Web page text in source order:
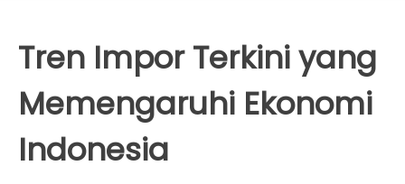
Tren Impor Terkini yang
Memengaruhi Ekonomi
Indonesia